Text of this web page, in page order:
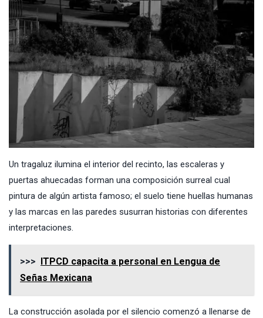
Un tragaluz ilumina el interior del recinto, las escaleras y
puertas ahuecadas forman una composición surreal cual
pintura de algún artista famoso; el suelo tiene huellas humanas
y las marcas en las paredes susurran historias con diferentes
interpretaciones.
>>>
ITPCD capacita a personal en Lengua de
Señas Mexicana
La construcción asolada por el silencio comenzó a llenarse de